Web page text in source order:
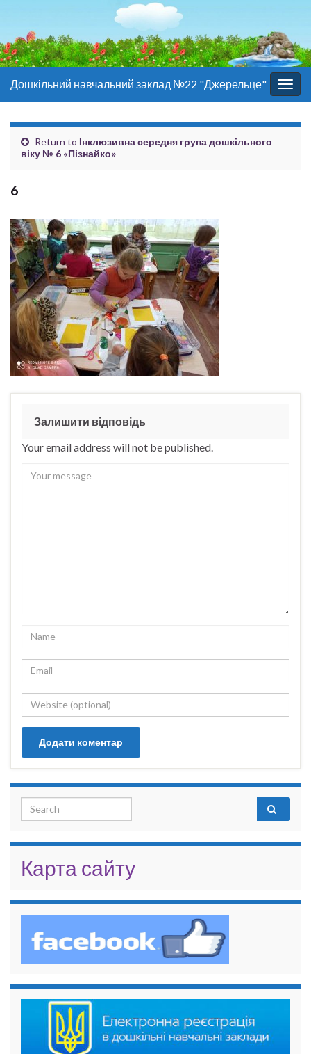
Дошкільний навчальний заклад №22 "Джерельце"
Return to Інклюзивна середня група дошкільного
віку № 6 «Пізнайко»
6
Залишити відповідь
Your email address will not be published.
Search for:
Карта сайту